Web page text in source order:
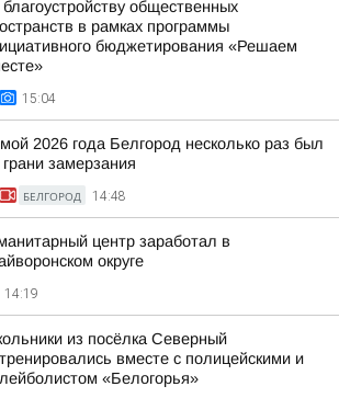
благоустройству общественных
в рамках программы
бюджетирования «Решаем
15:04
2026 года Белгород несколько раз был
грани замерзания
БЕЛГОРОД 14:48
центр заработал в
округе
14:19
из посёлка Северный
вместе с полицейскими и
«Белогорья»